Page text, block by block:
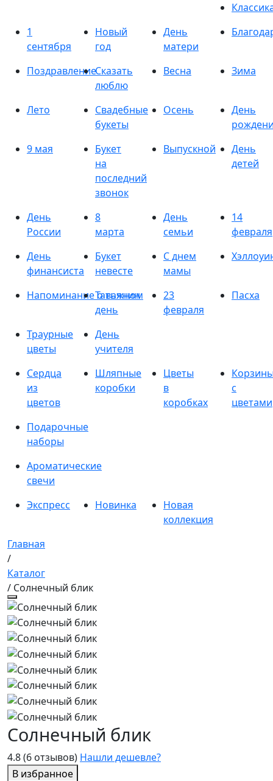
1
сентября
Новый
год
День
матери
ПоздравлениеСказать
люблю
Весна Зима
Лето
Свадебные
букеты
Осень
День
9 мая
Букет
на
последний
звонок
Выпускной
День
детей
День
России
8
марта
День
семьи
14
февраля
День
финансиста
Букет
невесте
С днем
мамы
Напоминание о важном
Татьянин
день
23
февраля
Пасха
Траурные
цветы
День
учителя
Сердца
из
цветов
Шляпные
коробки
Цветы
в
коробках
с
цветами
Подарочные
наборы
Ароматические
свечи
Экспресс
Новинка
Новая
коллекция
Главная
/
Каталог
/ Солнечный блик
4.8(6 отзывов) Нашли дешевле?
В избранное
Солнечный блик